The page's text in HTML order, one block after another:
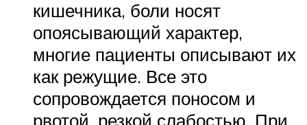
кишечника, боли носят
опоясывающий характер,
многие пациенты описывают их
как режущие. Все это
сопровождается поносом и
рвотой, резкой слабостью. При